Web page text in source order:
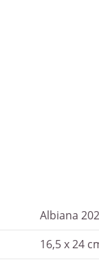
Albiana
16,5 x 24